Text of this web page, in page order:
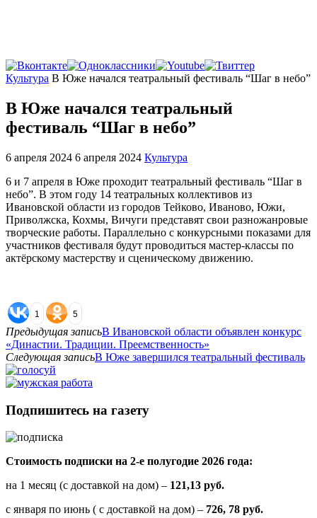
Главная
Культура В Юже начался театральный фестиваль “Шаг в небо”
В Юже начался театральный
фестиваль “Шаг в небо”
6 апреля 2024 6 апреля 2024 Культура
6 и 7 апреля в Юже проходит театральный фестиваль “Шаг в
небо”. В этом году 14 театральных коллективов из
Ивановской области из городов Тейково, Иваново, Южи,
Приволжска, Кохмы, Вичуги представят свои разножанровые
творческие работы. Параллельно с конкурсными показами для
участников фестиваля будут проводиться мастер-классы по
актёрскому мастерству и сценическому движению.
1 5
Предыдущая записьВ Ивановской области объявлен конкурс
«Династии. Традиции. Преемственность»
Следующая записьВ Юже завершился театральный фестиваль
Подпишитесь на газету
Стоимость подписки на 2-е полугодие 2026 года:
на 1 месяц (с доставкой на дом) – 121,13 руб.
с января по июнь ( с доставкой на дом) – 726, 78 руб.